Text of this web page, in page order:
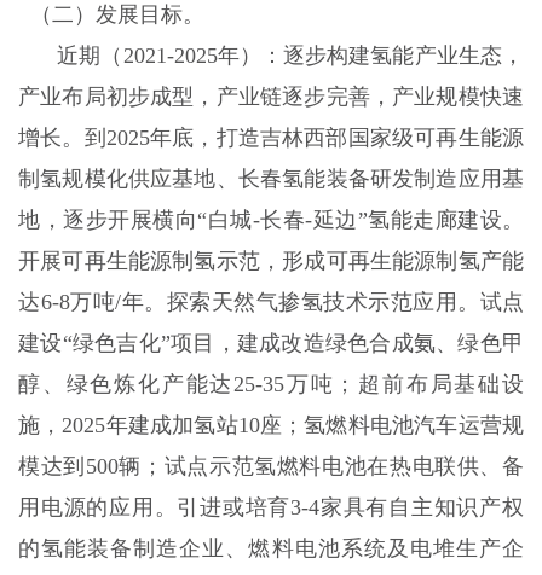
（二）发展目标。
近期（2021-2025年）：逐步构建氢能产业生态，
产业布局初步成型，产业链逐步完善，产业规模快速
增长。到2025年底，打造吉林西部国家级可再生能源
制氢规模化供应基地、长春氢能装备研发制造应用基
地，逐步开展横向“白城-长春-延边”氢能走廊建设。
开展可再生能源制氢示范，形成可再生能源制氢产能
达6-8万吨/年。探索天然气掺氢技术示范应用。试点
建设“绿色吉化”项目，建成改造绿色合成氨、绿色甲
醇、绿色炼化产能达25-35万吨；超前布局基础设
施，2025年建成加氢站10座；氢燃料电池汽车运营规
模达到500辆；试点示范氢燃料电池在热电联供、备
用电源的应用。引进或培育3-4家具有自主知识产权
的氢能装备制造企业、燃料电池系统及电堆生产企